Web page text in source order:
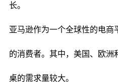
长。
亚马逊作为一个全球性的电商
的消费者。其中，美国、欧洲
桌的需求量较大。